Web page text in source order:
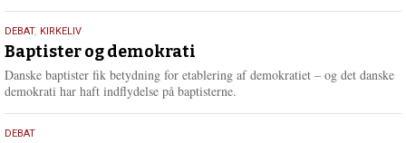
18.
maj
2026
DEBAT, KIRKELIV
Baptister og demokrati
Danske baptister fik betydning for etablering af demokratiet – og det danske
demokrati har haft indflydelse på baptisterne.
18.
DEBAT